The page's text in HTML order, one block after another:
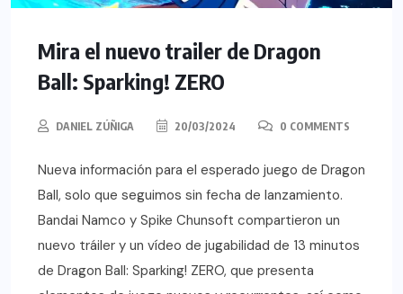
Mira el nuevo trailer de Dragon
Ball: Sparking! ZERO
DANIEL ZÚÑIGA 20/03/2024 0 COMMENTS
Nueva información para el esperado juego de Dragon
Ball, solo que seguimos sin fecha de lanzamiento.
Bandai Namco y Spike Chunsoft compartieron un
nuevo tráiler y un vídeo de jugabilidad de 13 minutos
de Dragon Ball: Sparking! ZERO, que presenta